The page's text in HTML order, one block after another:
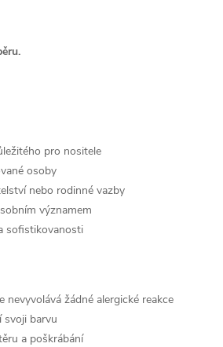
pro nositele
osoby
nebo rodinné vazby
významem
sofistikovanosti
nevyvolává žádné alergické reakce
svoji barvu
a poškrábání